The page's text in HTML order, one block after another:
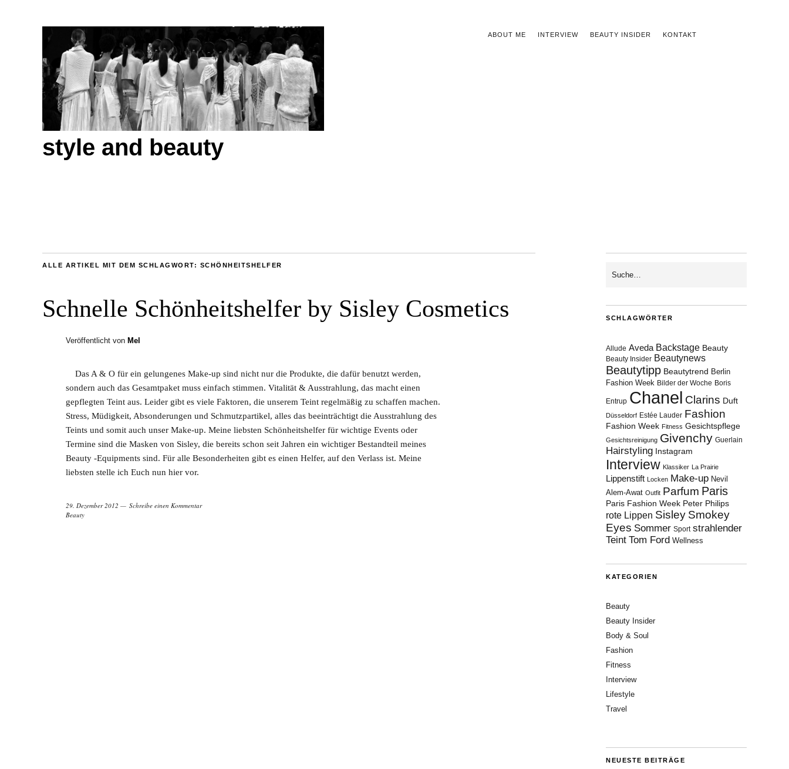
ABOUT ME INTERVIEW BEAUTY INSIDER KONTAKT
style and beauty
ALLE ARTIKEL MIT DEM SCHLAGWORT: SCHÖNHEITSHELFER
Schnelle Schönheitshelfer by Sisley Cosmetics
Veröffentlicht von Mel
Das A & O für ein gelungenes Make-up sind nicht nur die Produkte, die dafür benutzt werden,
sondern auch das Gesamtpaket muss einfach stimmen. Vitalität & Ausstrahlung, das macht einen
gepflegten Teint aus. Leider gibt es viele Faktoren, die unserem Teint regelmäßig zu schaffen machen.
Stress, Müdigkeit, Absonderungen und Schmutzpartikel, alles das beeinträchtigt die Ausstrahlung des
Teints und somit auch unser Make-up. Meine liebsten Schönheitshelfer für wichtige Events oder
Termine sind die Masken von Sisley, die bereits schon seit Jahren ein wichtiger Bestandteil meines
Beauty -Equipments sind. Für alle Besonderheiten gibt es einen Helfer, auf den Verlass ist. Meine
liebsten stelle ich Euch nun hier vor.
29. Dezember 2012
Schreibe einen Kommentar
Beauty
SCHLAGWÖRTER
Allude Aveda Backstage Beauty
Beauty Insider Beautynews
Beautytipp Beautytrend Berlin
Fashion Week Bilder der Woche Boris
Entrup Chanel Clarins Duft
Düsseldorf Estée Lauder Fashion
Fashion Week Fitness Gesichtspflege
Gesichtsreinigung Givenchy Guerlain
Hairstyling Instagram
Interview Klassiker La Prairie
Lippenstift Locken Make-up Nevil
Alem-Awat Outfit Parfum Paris
Paris Fashion Week Peter Philips
rote Lippen Sisley Smokey
Eyes Sommer Sport strahlender
Teint Tom Ford Wellness
KATEGORIEN
Beauty
Beauty Insider
Body & Soul
Fashion
Fitness
Interview
Lifestyle
Travel
NEUESTE BEITRÄGE